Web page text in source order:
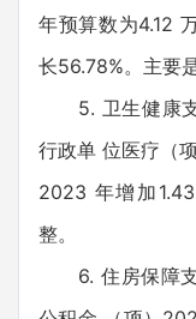
年预算数为4.12
长56.78%。主要
5. 卫生健康支
行政单 位医疗（
2023 年增加
整。
6. 住房保障支